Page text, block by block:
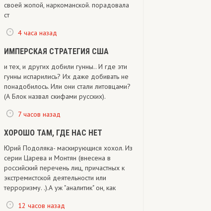
своей жопой, наркоманской. порадовала
ст
4 часа назад
ИМПЕРСКАЯ СТРАТЕГИЯ США
и тех, и других добили гунны.. И где эти
гунны испарились? Их даже добивать не
понадобилось. Или они стали литовцами?
(А Блок назвал скифами русских).
7 часов назад
ХОРОШО ТАМ, ГДЕ НАС НЕТ
Юрий Подоляка- маскирующися хохол. Из
серии Царева и Монтян (внесена в
российский перечень лиц, причастных к
экстремистской деятельности или
терроризму. .).А уж "аналитик" он, как
12 часов назад